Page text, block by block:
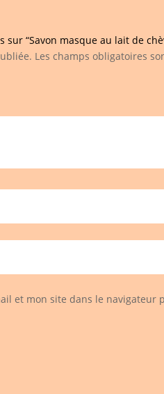
sur “Savon masque au lait de
Les champs obligatoires
et mon site dans le navigateur